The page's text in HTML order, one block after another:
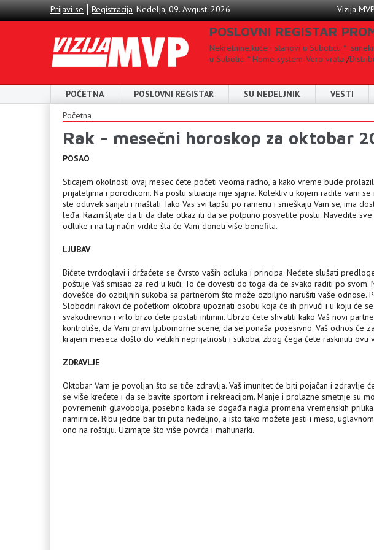
Skip to main content
Prijavi se Registracija Nedelja, 09. Avgust. 2026 Vizija
POSLOVNI REGISTAR
Nekretnine,kuće i stanovi u Suboticu *
u Subotici * Home system-Vero vrata /
POČETNA POSLOVNI REGISTAR SU NEDELJNIK VESTI
You are here
Početna
Rak - mesečni horoskop za oktobar
POSAO
Sticajem okolnosti ovaj mesec ćete početi veoma radno, a kako vreme bude
prijateljima i porodicom. Na poslu situacija nije sjajna. Kolektiv u kojem radite vam
ste oduvek sanjali i maštali. Iako Vas svi tapšu po ramenu i smeškaju Vam se, ima
leđa. Razmišljate da li da date otkaz ili da se potpuno posvetite poslu. Navedite
odluke i na taj način vidite šta će Vam doneti više benefita.
LJUBAV
Bićete tvrdoglavi i držaćete se čvrsto vaših odluka i principa. Nećete slušati
poštuje Vaš smisao za red u kući. To će dovesti do toga da će svako raditi po
dovešće do ozbiljnih sukoba sa partnerom što može ozbiljno narušiti vaše odnose.
Slobodni rakovi će početkom oktobra upoznati osobu koja će ih privući i u koju će
svakodnevno i vrlo brzo ćete postati intimni. Ubrzo ćete shvatiti kako Vaš novi
kontroliše, da Vam pravi ljubomorne scene, da se ponaša posesivno. Vaš odnos će
krajem meseca došlo do velikih neprijatnosti i sukoba, zbog čega ćete raskinuti ovu
ZDRAVLJE
Oktobar Vam je povoljan što se tiče zdravlja. Vaš imunitet će biti pojačan i zdravlje
se više krećete i da se bavite sportom i rekreacijom. Manje i prolazne smetnje su
povremenih glavobolja, posebno kada se događa nagla promena vremenskih
namirnice. Ribu jedite bar tri puta nedeljno, a isto tako možete jesti i meso,
ono na roštilju. Uzimajte što više povrća i mahunarki.